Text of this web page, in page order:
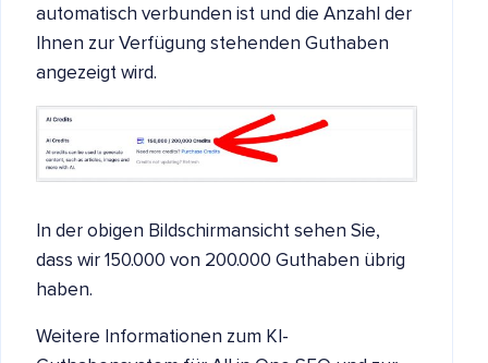
automatisch verbunden ist und die Anzahl der
Ihnen zur Verfügung stehenden Guthaben
angezeigt wird.
In der obigen Bildschirmansicht sehen Sie,
dass wir 150.000 von 200.000 Guthaben übrig
haben.
Weitere Informationen zum KI-